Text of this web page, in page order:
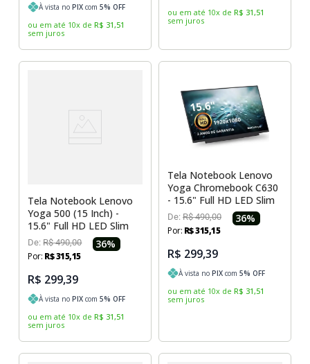
À vista noPIX com5% OFF
ou em até 10x de R$ 31 ,51
sem juros
ou em até 10x de R$ 31 ,51
sem juros
Tela Notebook Lenovo
Yoga 500 (15 Inch) -
15.6" Full HD LED Slim
De:R$ 490,00 36%
Por: R$315,15
R$ 299,39
À vista noPIX com5% OFF
ou em até 10x de R$ 31,51
sem juros
Tela Notebook Lenovo
Yoga Chromebook C630
- 15.6" Full HD LED Slim
De: R$ 490,00 36%
Por: R$315,15
R$ 299,39
À vista no PIX com 5% OFF
ou em até 10x de R$ 31 ,51
sem juros